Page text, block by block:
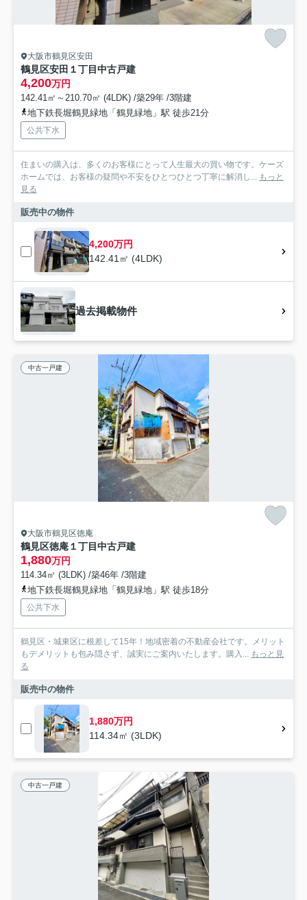
大阪市鶴見区安田
鶴見区安田１丁目中古戸建
4,200万円
142.41㎡～210.70㎡ (4LDK) /築29年 /3階建
地下鉄長堀鶴見緑地「鶴見緑地」駅 徒歩21分
公共下水
住まいの購入は、多くのお客様にとって人生最大の買い物です。ケーズ
ホームでは、お客様の疑問や不安をひとつひとつ丁寧に解消し... もっと
見る
販売中の物件
4,200万円
142.41㎡ (4LDK)
過去掲載物件
中古一戸建
大阪市鶴見区徳庵
鶴見区徳庵１丁目中古戸建
1,880万円
114.34㎡ (3LDK) /築46年 /3階建
地下鉄長堀鶴見緑地「鶴見緑地」駅 徒歩18分
公共下水
鶴見区・城東区に根差して15年！地域密着の不動産会社です。メリット
もデメリットも包み隠さず、誠実にご案内いたします。購入... もっと見
る
販売中の物件
1,880万円
114.34㎡ (3LDK)
中古一戸建